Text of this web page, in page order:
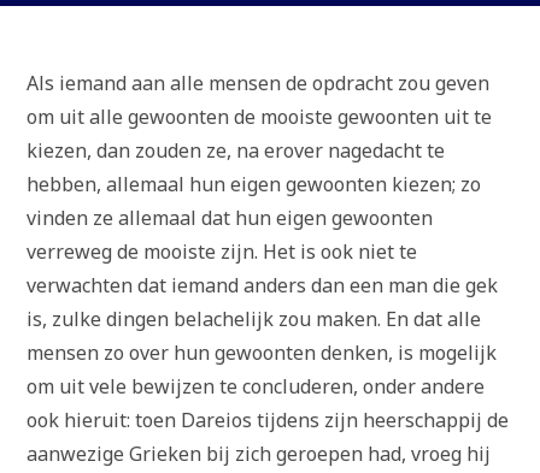
Als iemand aan alle mensen de opdracht zou geven
om uit alle gewoonten de mooiste gewoonten uit te
kiezen, dan zouden ze, na erover nagedacht te
hebben, allemaal hun eigen gewoonten kiezen; zo
vinden ze allemaal dat hun eigen gewoonten
verreweg de mooiste zijn. Het is ook niet te
verwachten dat iemand anders dan een man die gek
is, zulke dingen belachelijk zou maken. En dat alle
mensen zo over hun gewoonten denken, is mogelijk
om uit vele bewijzen te concluderen, onder andere
ook hieruit: toen Dareios tijdens zijn heerschappij de
aanwezige Grieken bij zich geroepen had, vroeg hij